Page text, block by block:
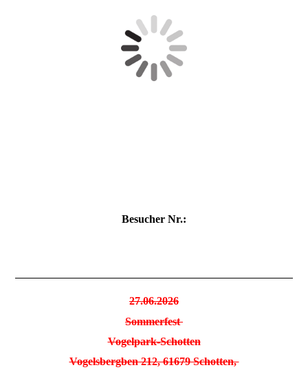
Besucher Nr.:
27.06.2026
Sommerfest
Vogelpark-Schotten
Vogelsbergben 212, 61679 Schotten,